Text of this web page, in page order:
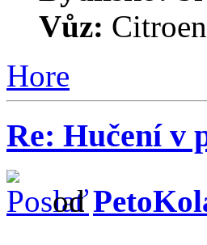
Vůz:
Hore
Re: Hučení v
od